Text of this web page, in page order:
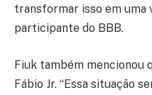
transformar isso em uma
participante do BBB.
Fiuk também mencionou
Fábio Jr. “Essa situação